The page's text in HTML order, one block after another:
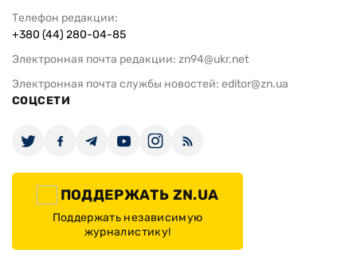
Телефон редакции:
+380 (44) 280-04-85
Электронная почта редакции: zn94@ukr.net
Электронная почта службы новостей: editor@zn.ua
СОЦСЕТИ
ПОДДЕРЖАТЬ ZN.UA
Поддержать независимую
журналистику!